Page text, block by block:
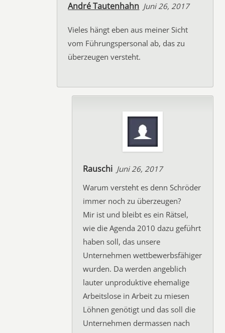
André Tautenhahn Juni 26, 2017
Vieles hängt eben aus meiner Sicht
vom Führungspersonal ab, das zu
überzeugen versteht.
Rauschi Juni 26, 2017
Warum versteht es denn Schröder
immer noch zu überzeugen?
Mir ist und bleibt es ein Rätsel,
wie die Agenda 2010 dazu geführt
haben soll, das unsere
Unternehmen wettbewerbsfähiger
wurden. Da werden angeblich
lauter unproduktive ehemalige
Arbeitslose in Arbeit zu miesen
Löhnen genötigt und das soll die
Unternehmen dermassen nach